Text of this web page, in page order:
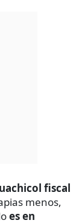
fiscal
menos,
es en